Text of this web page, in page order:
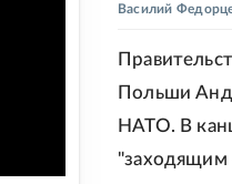
Василий
Польши
НАТО. В
"заходящим